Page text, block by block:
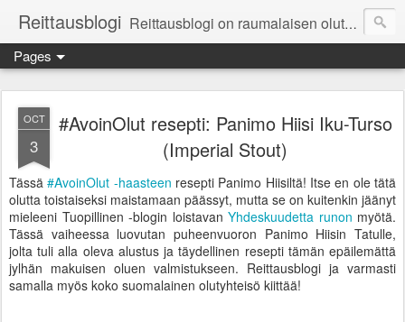
Reittausblogi Reittausblogi on raumalaisen olutharrastajan blogi. Reittaus (rating) tarkoittaa asioiden arvioimista. Reittausblogissa paneudutaan panemisen lopputuotteisiin eli arvioidaan oluita, puolueettomasti.
Pages
OCT
3
#AvoinOlut resepti: Panimo Hiisi Iku-Turso
(Imperial Stout)
Tässä#AvoinOlut -haasteen resepti Panimo Hiisiltä! Itse en ole tätä
olutta toistaiseksi maistamaan päässyt, mutta se on kuitenkin jäänyt
mieleeni Tuopillinen -blogin loistavan Yhdeskuudetta runon myötä.
Tässä vaiheessa luovutan puheenvuoron Panimo Hiisin Tatulle,
jolta tuli alla oleva alustus ja täydellinen resepti tämän epäilemättä
jylhän makuisen oluen valmistukseen. Reittausblogi ja varmasti
samalla myös koko suomalainen olutyhteisö kiittää!